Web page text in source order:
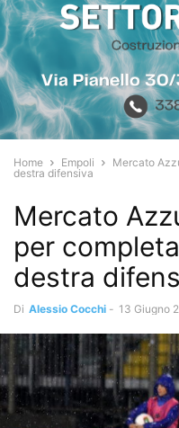
Home Empoli
Mercato
destra difensiva
Mercato
per
destra
Di Alessio Cocchi - 13 Giugno